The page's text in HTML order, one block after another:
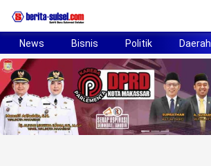
Home
News
Politik
News Bisnis Politik Daerah